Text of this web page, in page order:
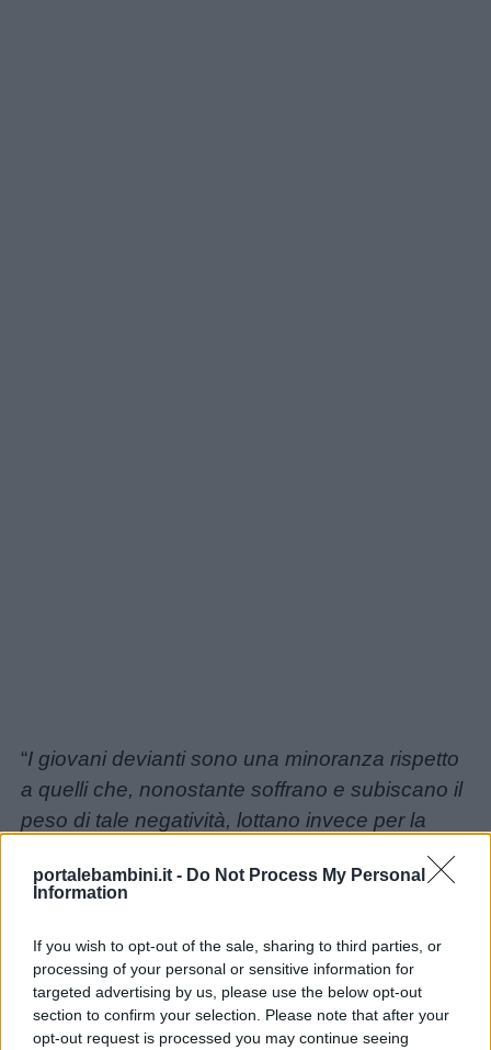
portalebambini.it - Do Not Process My Personal
Information
If you wish to opt-out of the sale, sharing to third parties, or
processing of your personal or sensitive information for
targeted advertising by us, please use the below opt-out
section to confirm your selection. Please note that after your
opt-out request is processed you may continue seeing
Barzellette
Educazione
positiva
“I giovani devianti sono una minoranza rispetto
a quelli che, nonostante soffrano e subiscano il
peso di tale negatività, lottano invece per la
sopravvivenza degli ideali che restano come
importanti punti di riferimento per le nuove
pianeta.
Giovani coraggiosi ed entusiasti della vita che,
pur non completamente immuni dall’egoismo
prodotto dalla patologia dell’abbondanza,